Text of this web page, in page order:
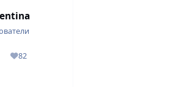
82
Репутация